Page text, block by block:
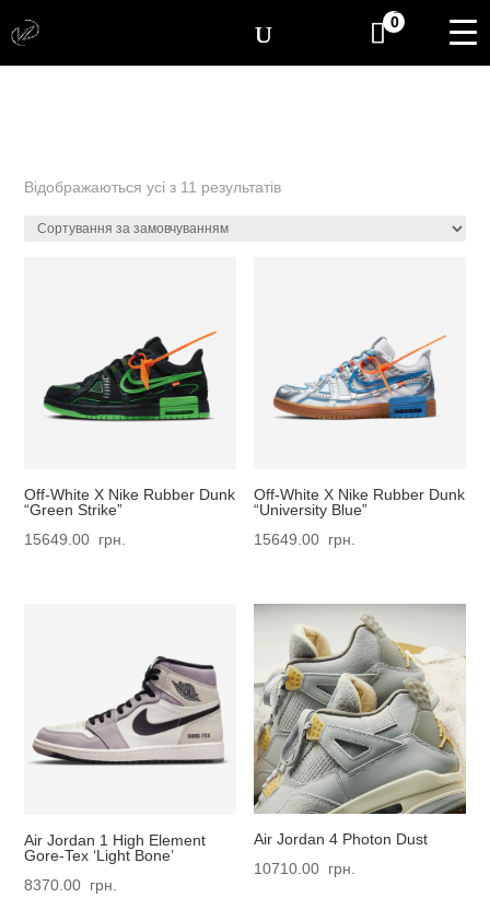
0
Відображаються усі з 11 результатів
Off-White X Nike Rubber Dunk
“Green Strike”
15649.00 грн.
Off-White X Nike Rubber Dunk
“University Blue”
15649.00 грн.
Air Jordan 1 High Element
Gore-Tex ‘Light Bone’
8370.00 грн.
Air Jordan 4 Photon Dust
10710.00 грн.